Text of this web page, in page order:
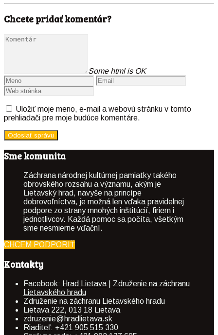
Chcete pridať komentár?
Some html is OK
Uložiť moje meno, e-mail a webovú stránku v tomto
prehliadači pre moje budúce komentáre.
Sme komunita
Záchrana národnej kultúrnej pamiatky takého
obrovského rozsahu a významu, akým je
Lietavský hrad, navyše na princípe
dobrovoľníctva, je možná len vďaka pravidelnej
podpore zo strany mnohých inštitúcií, firiem i
jednotlivcov. Každá pomoc sa počíta, všetkým
sme nesmierne vďační.
CHCEM PODPORIŤ
Kontakty
Facebook: Hrad Lietava
Združenie na záchranu
Lietavského hradu
Združenie na záchranu Lietavského hradu
Lietava 222, 013 18 Lietava
zdruzenie@hradlietava.sk
Riaditeľ: +421 905 515 330